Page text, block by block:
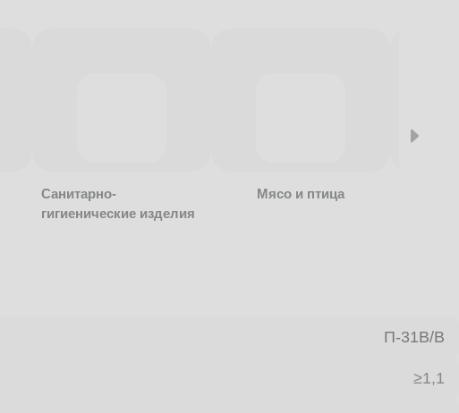
Санитарно-
гигиенические изделия
Мясо и птица
П-31В/B
≥1,1